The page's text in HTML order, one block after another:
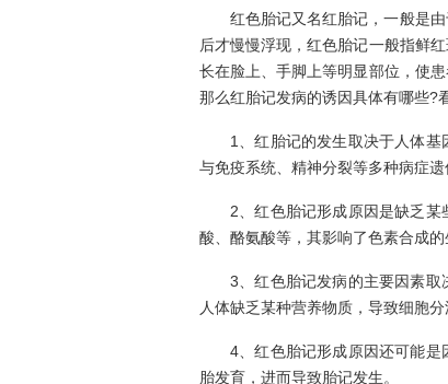
红色胎记又名红胎记，一般是
后才慢慢浮现，红色胎记一般指鲜
长在脸上、手脚上等明显部位，使
那么红胎记发病的诱因具体有哪些?
1、红胎记的发生取决于人体
与免疫系统、精神分裂等多种病症遗
2、红色胎记形成原因是缺乏
酸、酪氨酸等，其影响了色素合成
3、红色胎记发病的主要因素
人体缺乏某种营养物质，导致细胞
4、红色胎记形成原因还可能
胎发育，进而导致胎记发生。